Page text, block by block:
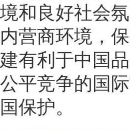
和良好社会
营商环境，
有利于中国
平竞争的国
保护。